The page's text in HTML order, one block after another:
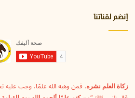
ا
و
ن
إنضم لقناتنا
زكاة العلم نشره، فمن وهبه الله علمًا، وجب عليه